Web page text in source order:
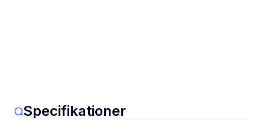
Specifikationer